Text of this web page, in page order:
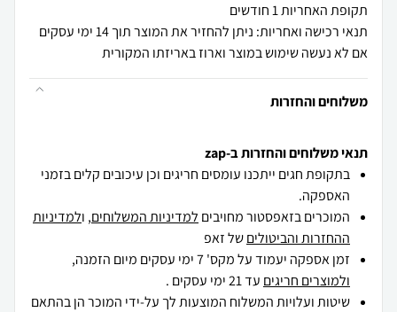
תקופת האחריות 1 חודשים
תנאי רכישה ואחריות: ניתן להחזיר את המוצר תוך 14 ימי עסקים
אם לא נעשה שימוש במוצר וארוז באריזתו המקורית
משלוחים והחזרות
תנאי משלוחים והחזרות ב-zap
בתקופת חגים ייתכנו עומסים חריגים וכן עיכובים קלים בזמני
האספקה.
המוכרים בזאפסטור מחויבים למדיניות המשלוחים, ולמדיניות
ההחזרות והביטוליםשל זאפ
זמן אספקה יעמוד על מקס' 7 ימי עסקים מיום הזמנה,
ולמוצרים חריגים עד 21 ימי עסקים .
שיטות ועלויות המשלוח המוצעות לך על-ידי המוכר הן בהתאם